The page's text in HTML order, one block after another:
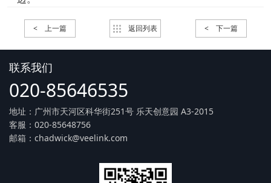
< 上一篇 返回列表 < 下一篇
联系我们
020-85646535
地址：广州市天河区科华街251号 乐天创意园 A3-2015
客服：020-85648756
邮箱：chadwick@veelink.com